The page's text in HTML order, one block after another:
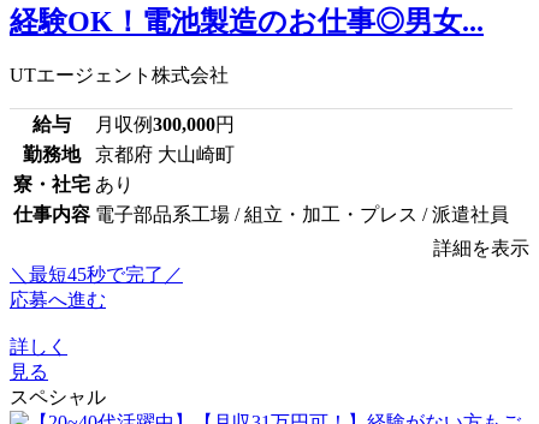
経験OK！電池製造のお仕事◎男女...
UTエージェント株式会社
給与 月収例300,000円
勤務地
京都府 大山崎町
寮・社宅 あり
仕事内容 電子部品系工場 / 組立・加工・プレス / 派遣社員
詳細を表示
＼最短45秒で完了／
応募へ進む
詳しく
見る
スペシャル